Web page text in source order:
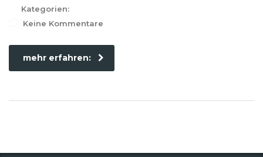
Kategorien:
Keine Kommentare
mehr erfahren: